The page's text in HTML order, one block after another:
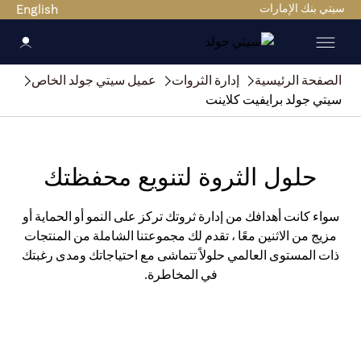
سيتي بنك الإمارات English
الصفحة الرئيسية إدارة الثروات
عميل سيتي جولد الخاص
سيتي جولد برايفيت كلاينت
حلول الثروة لتنويع محفظتك
سواء كانت أهدافك من إدارة ثروتك تركز على النمو أو الحماية أو
مزيج من الاثنين معًا ، تقدم لك مجموعتنا الشاملة من المنتجات
ذات المستوى العالمي حلولاً تتماشى مع احتياجاتك ومدى رغبتك
في المخاطرة.